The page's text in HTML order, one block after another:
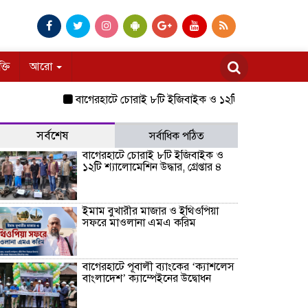
আরো
বাগেরহাটে চোরাই ৮টি ইজিবাইক ও ১২টি শ্যালোমেশিন উদ্ধার,
সর্বশেষ
সর্বাধিক পঠিত
বাগেরহাটে চোরাই ৮টি ইজিবাইক ও
১২টি শ্যালোমেশিন উদ্ধার, গ্রেপ্তার ৪
ইমাম বুখারীর মাজার ও ইথিওপিয়া
সফরে মাওলানা এমএ করিম
বাগেরহাটে পূবালী ব্যাংকের ‘ক্যাশলেস
বাংলাদেশ’ ক্যাম্পেইনের উদ্বোধন